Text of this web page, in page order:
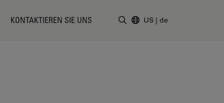
KONTAKTIEREN SIE UNS US | de